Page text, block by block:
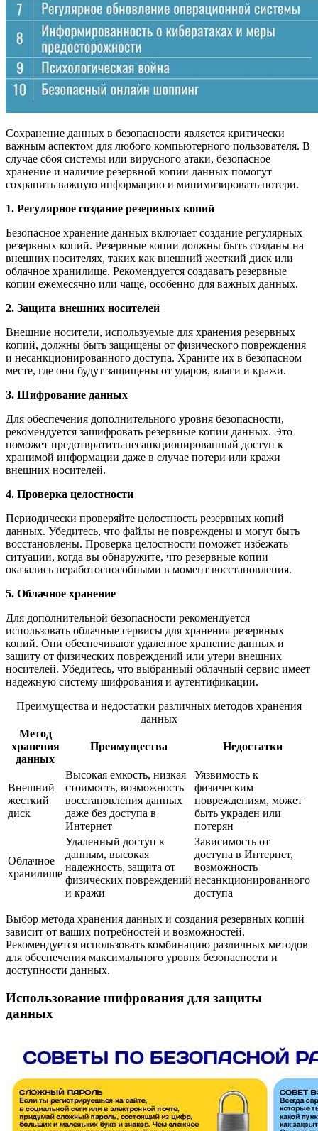
Сохранение данных в безопасности является критически
важным аспектом для любого компьютерного пользователя. В
случае сбоя системы или вирусного атаки, безопасное
хранение и наличие резервной копии данных помогут
сохранить важную информацию и минимизировать потери.
1. Регулярное создание резервных копий
Безопасное хранение данных включает создание регулярных
резервных копий. Резервные копии должны быть созданы на
внешних носителях, таких как внешний жесткий диск или
облачное хранилище. Рекомендуется создавать резервные
копии ежемесячно или чаще, особенно для важных данных.
2. Защита внешних носителей
Внешние носители, используемые для хранения резервных
копий, должны быть защищены от физического повреждения
и несанкционированного доступа. Храните их в безопасном
месте, где они будут защищены от ударов, влаги и кражи.
3. Шифрование данных
Для обеспечения дополнительного уровня безопасности,
рекомендуется зашифровать резервные копии данных. Это
поможет предотвратить несанкционированный доступ к
хранимой информации даже в случае потери или кражи
внешних носителей.
4. Проверка целостности
Периодически проверяйте целостность резервных копий
данных. Убедитесь, что файлы не повреждены и могут быть
восстановлены. Проверка целостности поможет избежать
ситуации, когда вы обнаружите, что резервные копии
оказались неработоспособными в момент восстановления.
5. Облачное хранение
Для дополнительной безопасности рекомендуется
использовать облачные сервисы для хранения резервных
копий. Они обеспечивают удаленное хранение данных и
защиту от физических повреждений или утери внешних
носителей. Убедитесь, что выбранный облачный сервис имеет
надежную систему шифрования и аутентификации.
Преимущества и недостатки различных методов хранения
данных
Метод
хранения
данных
Преимущества Недостатки
Внешний
жесткий
диск
Высокая емкость, низкая
стоимость, возможность
восстановления данных
даже без доступа в
Интернет
Уязвимость к
физическим
повреждениям, может
быть украден или
потерян
Облачное
хранилище
Удаленный доступ к
данным, высокая
надежность, защита от
физических повреждений
и кражи
Зависимость от
доступа в Интернет,
возможность
несанкционированного
доступа
Выбор метода хранения данных и создания резервных копий
зависит от ваших потребностей и возможностей.
Рекомендуется использовать комбинацию различных методов
для обеспечения максимального уровня безопасности и
доступности данных.
Использование шифрования для защиты
данных